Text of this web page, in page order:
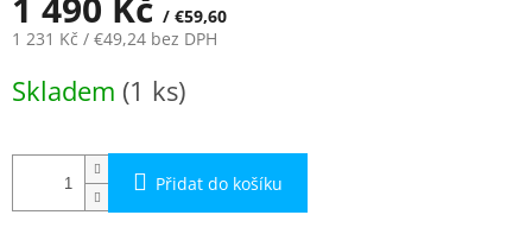
/ €59,60
1 231 Kč / €49,24 bez DPH
cena:
Skladem (1 ks)
Přidat do košíku